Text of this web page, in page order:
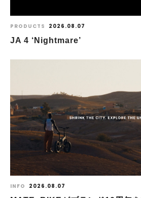
PRODUCTS 2026.08.07
JA 4 ‘Nightmare’
INFO 2026.08.07